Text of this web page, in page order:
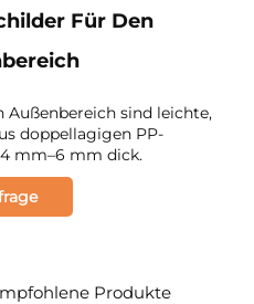
Für Den
sind leichte,
doppellagigen PP-
mm–6 mm dick.
Produkte